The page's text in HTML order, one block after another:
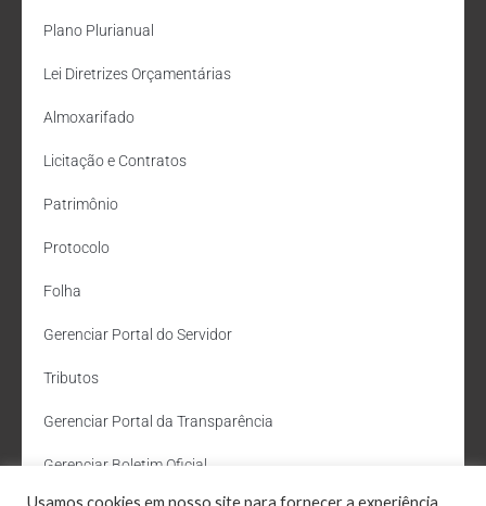
Plano Plurianual
Lei Diretrizes Orçamentárias
Almoxarifado
Licitação e Contratos
Patrimônio
Protocolo
Folha
Gerenciar Portal do Servidor
Tributos
Gerenciar Portal da Transparência
Gerenciar Boletim Oficial
Usamos cookies em nosso site para fornecer a experiência